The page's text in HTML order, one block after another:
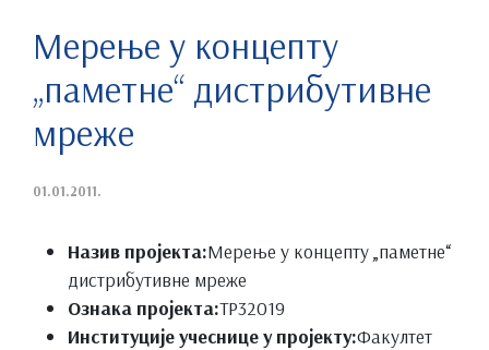
Мерење у концепту
„паметне“ дистрибутивне
мреже
01.01.2011.
Назив пројекта:Мерење у концепту „паметне“
дистрибутивне мреже
Ознака пројекта:ТР32019
Институције учеснице у пројекту:Факултет